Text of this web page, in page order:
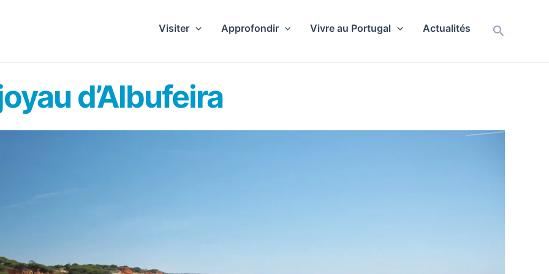
Visiter Approfondir Vivre au Portugal Actualités
d’Albufeira